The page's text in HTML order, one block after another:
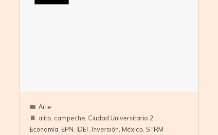
Arte
alito campeche Ciudad Universitaria 2
Economía EPN IDET, Inversión México STRM